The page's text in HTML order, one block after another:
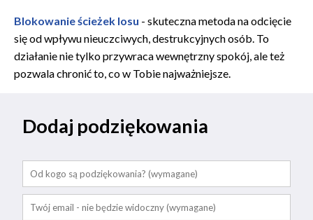
Blokowanie ścieżek losu - skuteczna metoda na odcięcie
się od wpływu nieuczciwych, destrukcyjnych osób. To
działanie nie tylko przywraca wewnętrzny spokój, ale też
pozwala chronić to, co w Tobie najważniejsze.
Dodaj podziękowania